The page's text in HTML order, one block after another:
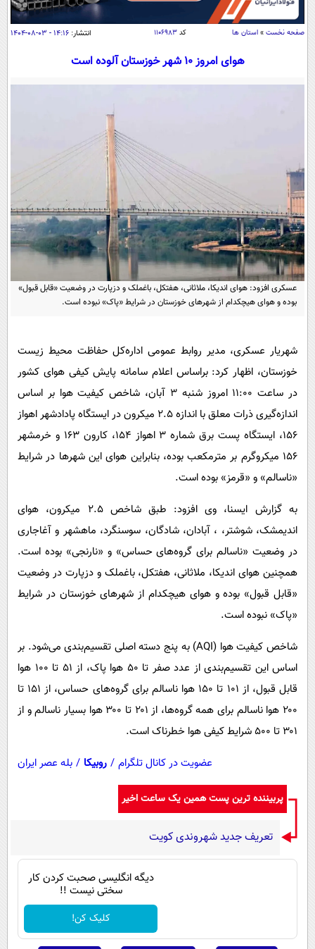
سیاسی
اقتصاد
جامعه
یک برش دانایی
محیط زیست
سفر و تفریح
علم و دانش
فناوری و It
علمی
اخبار کریپتو
قرآن
گوناگون
سرگرمی
باشگاه مغز
فیلم
اقتصاد
ورزش
سیاست
فناوری
گوناگون
حوادث
سلامت
بین الملل
اجتماعی
حیات وحش
عصر ایران 2
خواندنی ها و دیدنی ها
داستان کوتاه
آشپزی
دانلود
آموزش زبان
صفحه نخست » استان ها کد۱۱۰۶۹۸۳ انتشار: ۱۴:۱۶ - ۰۳-۰۸-۱۴۰۴
هوای امروز ۱۰ شهر خوزستان آلوده است
عسکری افزود: هوای اندیکا، ملاثانی، هفتکل، باغملک و دزپارت در وضعیت «قابل قبول»
بوده و هوای هیچکدام از شهرهای خوزستان در شرایط «پاک» نبوده است.
شهریار عسکری، مدیر روابط عمومی اداره‌کل حفاظت محیط زیست
خوزستان، اظهار کرد: براساس اعلام سامانه پایش کیفی هوای کشور
در ساعت ۱۱:۰۰ امروز شنبه ۳ آبان، شاخص کیفیت هوا بر اساس
اندازه‌گیری ذرات معلق با اندازه ۲.۵ میکرون در ایستگاه پادادشهر اهواز
۱۵۶، ایستگاه پست برق شماره ۳ اهواز ۱۵۴، کارون ۱۶۳ و خرمشهر
۱۵۶ میکروگرم بر مترمکعب بوده، بنابراین هوای این شهرها در شرایط
«ناسالم» و «قرمز» بوده است.
به گزارش ایسنا، وی افزود: طبق شاخص ۲.۵ میکرون، هوای
اندیمشک، شوشتر، ، آبادان، شادگان، سوسنگرد، ماهشهر و آغاجاری
در وضعیت «ناسالم برای گروه‌های حساس» و «نارنجی» بوده است.
همچنین هوای اندیکا، ملاثانی، هفتکل، باغملک و دزپارت در وضعیت
«قابل قبول» بوده و هوای هیچکدام از شهرهای خوزستان در شرایط
«پاک» نبوده است.
شاخص کیفیت هوا (AQI) به پنج دسته اصلی تقسیم‌بندی می‌شود. بر
اساس این تقسیم‌بندی از عدد صفر تا ۵۰ هوا پاک، از ۵۱ تا ۱۰۰ هوا
قابل قبول، از ۱۰۱ تا ۱۵۰ هوا ناسالم برای گروه‌های حساس، از ۱۵۱ تا
۲۰۰ هوا ناسالم برای همه گروه‌ها، از ۲۰۱ تا ۳۰۰ هوا بسیار ناسالم و از
۳۰۱ تا ۵۰۰ شرایط کیفی هوا خطرناک است.
عضویت در کانال تلگرام / روبیکا / بله عصر ایران
پربیننده ترین پست همین یک ساعت اخیر
تعریف جدید شهروندی کویت
دیگه انگلیسی صحبت کردن کار
سختی نیست !!
کلیک کن!